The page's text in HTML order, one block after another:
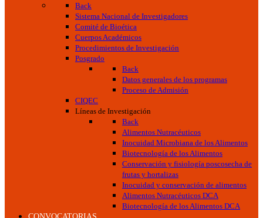
Back
Sistema Nacional de Investigadores
Comité de Bioética
Cuerpos Académicos
Procedimientos de Investigación
Posgrado
Back
Datos generales de los programas
Proceso de Admisión
CIQEC
Líneas de Investigación
Back
Alimentos Nutracéuticos
Inocuidad Microbiana de los Alimentos
Biotecnología de los Alimentos
Conservación y fisiología poscosecha de
frutas y hortalizas
Inocuidad y conservación de alimentos
Alimentos Nutracéuticos DCA
Biotecnología de los Alimentos DCA